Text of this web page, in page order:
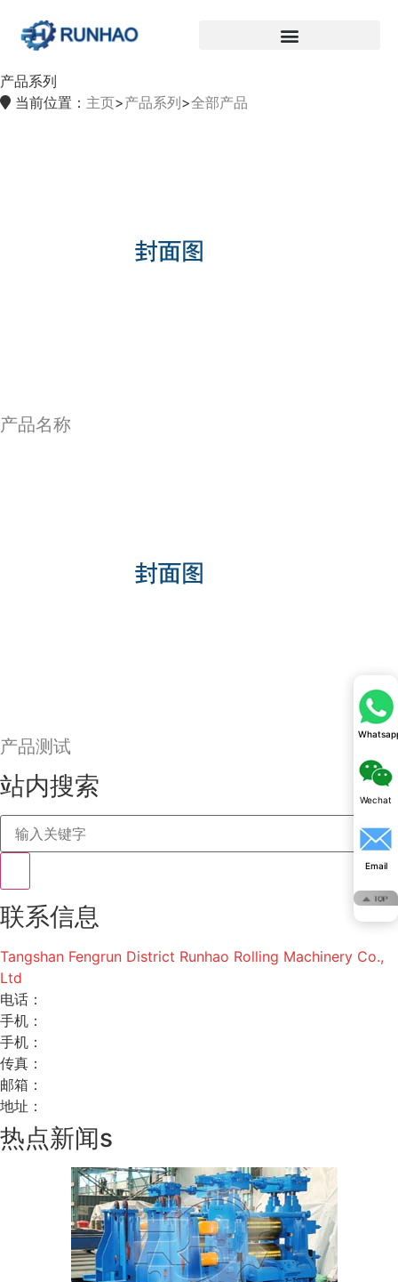
产品系列
当前位置： 主页>产品系列>全部产品
产品名称
产品测试
站内搜索
联系信息
Tangshan Fengrun District Runhao Rolling Machinery Co.,
Ltd
电话：
手机：
手机：
传真：
邮箱：
地址：
热点新闻s
Wechat
Email
Wechat
Email